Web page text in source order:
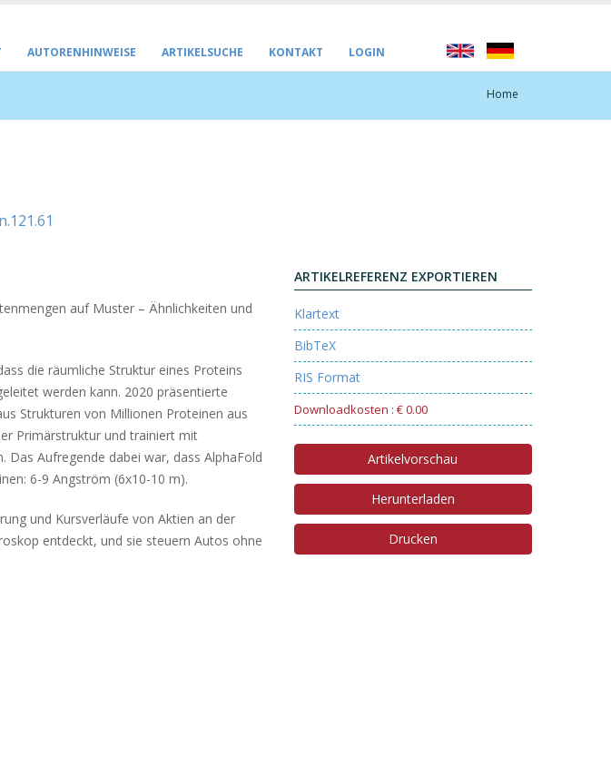
AUTORENHINWEISE ARTIKELSUCHE KONTAKT LOGIN
Home
ARTIKELREFERENZ EXPORTIEREN
Klartext
BibTeX
RIS Format
Downloadkosten : € 0.00
Artikelvorschau
Herunterladen
Drucken
auf Muster – Ähnlichkeiten und
die räumliche Struktur eines Proteins
werden kann. 2020 präsentierte
Strukturen von Millionen Proteinen aus
Primärstruktur und trainiert mit
Aufregende dabei war, dass AlphaFold
6-9 Angström (6x10-10 m).
und Kursverläufe von Aktien an der
entdeckt, und sie steuern Autos ohne